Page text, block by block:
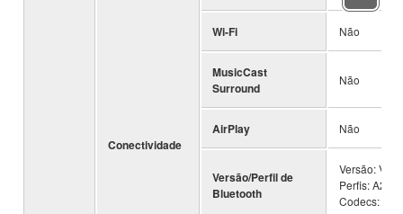
Conectividade
Wi-Fi Não
MusicCast
Surround
Não
AirPlay Não
Versão/Perfil de
Bluetooth
Versão: Ver
Perfis:
Codecs: